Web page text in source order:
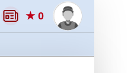
★ 0